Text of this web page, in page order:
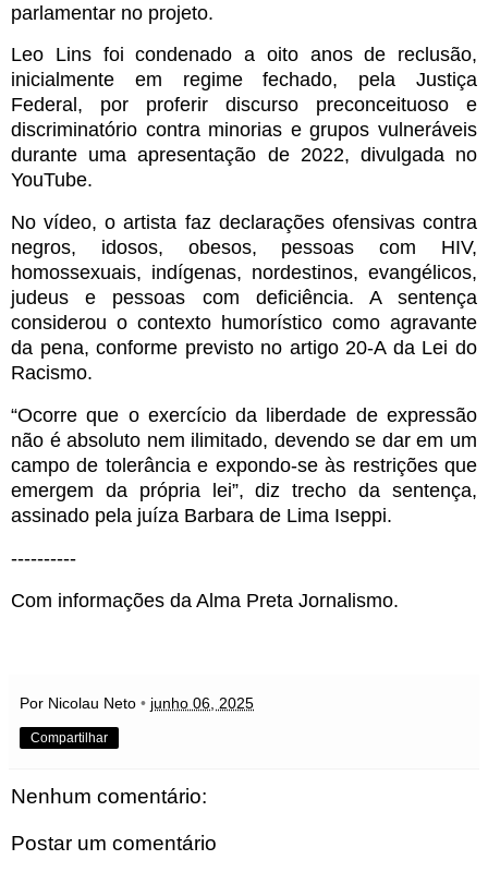
parlamentar no projeto.
Leo Lins foi condenado a oito anos de reclusão,
inicialmente em regime fechado, pela Justiça
Federal, por proferir discurso preconceituoso e
discriminatório contra minorias e grupos vulneráveis
durante uma apresentação de 2022, divulgada no
YouTube.
No vídeo, o artista faz declarações ofensivas contra
negros, idosos, obesos, pessoas com HIV,
homossexuais, indígenas, nordestinos, evangélicos,
judeus e pessoas com deficiência. A sentença
considerou o contexto humorístico como agravante
da pena, conforme previsto no artigo 20-A da Lei do
Racismo.
“Ocorre que o exercício da liberdade de expressão
não é absoluto nem ilimitado, devendo se dar em um
campo de tolerância e expondo-se às restrições que
emergem da própria lei”, diz trecho da sentença,
assinado pela juíza Barbara de Lima Iseppi.
----------
Com informações da Alma Preta Jornalismo.
Por Nicolau Neto • junho 06, 2025
Compartilhar
Nenhum comentário:
Postar um comentário